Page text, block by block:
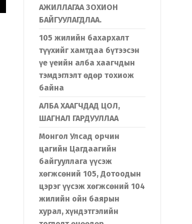
АЖИЛЛАГАА ЗОХИОН
БАЙГУУЛАГДЛАА.
105 жилийн бахархалт
түүхийг хамтдаа бүтээсэн
үе үеийн алба хаагчдын
тэмдэглэлт өдөр тохиож
байна
АЛБА ХААГЧДАД ЦОЛ,
ШАГНАЛ ГАРДУУЛЛАА
Монгол Улсад орчин
цагийн Цагдаагийн
байгууллага үүсэж
хөгжсөний 105, Дотоодын
цэрэг үүсэж хөгжсөний 104
жилийн ойн баярын
хурал, хүндэтгэлийн